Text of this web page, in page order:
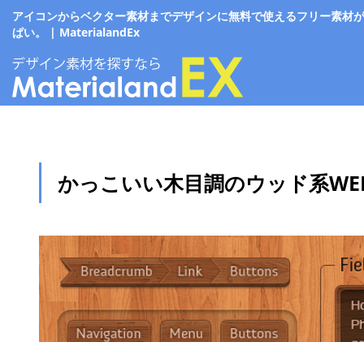
アイコンからベクター素材までデザインに無料で使えるフリー素材
ぱい。 | MaterialandEx
かっこいい木目調のウッド系